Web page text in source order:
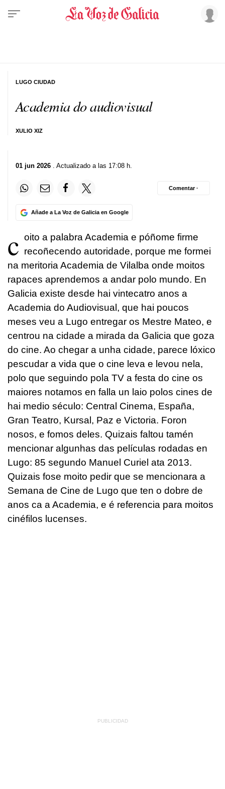
Academia do audiovisual
XULIO XIZ
LUGO CIUDAD
01 jun 2026 . Actualizado a las 17:08 h.
Añade a La Voz de Galicia en Google
Comentar ·
c oito a palabra Academia e póñome firme
recoñecendo autoridade, porque me formei
na meritoria Academia de Vilalba onde moitos
rapaces aprendemos a andar polo mundo. En
Galicia existe desde hai vintecatro anos a
Academia do Audiovisual, que hai poucos
meses veu a Lugo entregar os Mestre Mateo, e
centrou na cidade a mirada da Galicia que goza
do cine. Ao chegar a unha cidade, parece lóxico
pescudar a vida que o cine leva e levou nela,
polo que seguindo pola TV a festa do cine os
maiores notamos en falla un laio polos cines de
hai medio século: Central Cinema, España,
Gran Teatro, Kursal, Paz e Victoria. Foron
nosos, e fomos deles. Quizais faltou tamén
mencionar algunhas das películas rodadas en
Lugo: 85 segundo Manuel Curiel ata 2013.
Quizais fose moito pedir que se mencionara a
Semana de Cine de Lugo que ten o dobre de
anos ca a Academia, e é referencia para moitos
cinéfilos lucenses.